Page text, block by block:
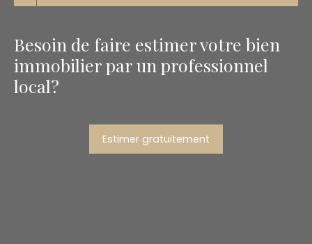
Besoin de faire estimer votre bien
immobilier par un professionnel
local?
Estimer gratuitement